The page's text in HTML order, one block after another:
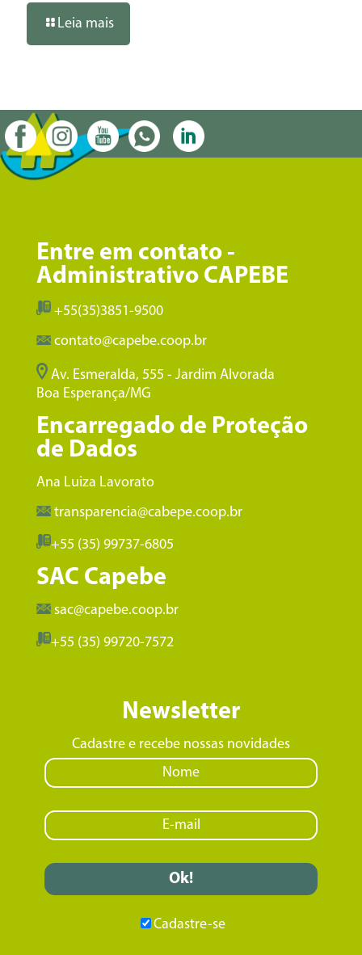
Leia mais
Entre em contato -
Administrativo CAPEBE
+55(35)3851-9500
contato@capebe.coop.br
Av. Esmeralda, 555 - Jardim Alvorada
Boa Esperança/MG
Encarregado de Proteção
de Dados
Ana Luiza Lavorato
transparencia@cabepe.coop.br
+55 (35) 99737-6805
SAC Capebe
sac@capebe.coop.br
+55 (35) 99720-7572
Newsletter
Cadastre e recebe nossas novidades
Cadastre-se